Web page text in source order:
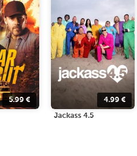
5.99 € 4.99€
Jackass 4.5